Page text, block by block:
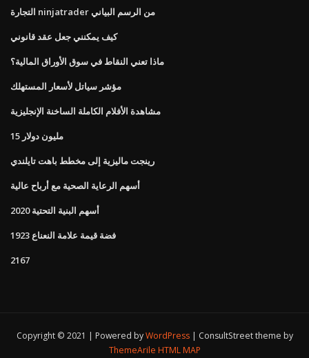
التجارة ninjatrader من الرسم البياني
كيف يمكنني جعل عقد قانوني
ماذا تعني النقاط في سوق الأوراق المالية؟
مؤشر سياتل لأسعار المستهلك
مشاهدة الأفلام الكاملة الساخنة الإنجليزية
15 مليون دولار
رينجت ماليزية إلى مخطط باهت تايلندي
أسهم الرعاية الصحية مع أرباح عالية
أسهم البنية التحتية 2020
1923 فضة قيمة علامة النعناع
2167
Copyright © 2021 | Powered byWordPress
ConsultStreet theme by
ThemeArile HTML MAP